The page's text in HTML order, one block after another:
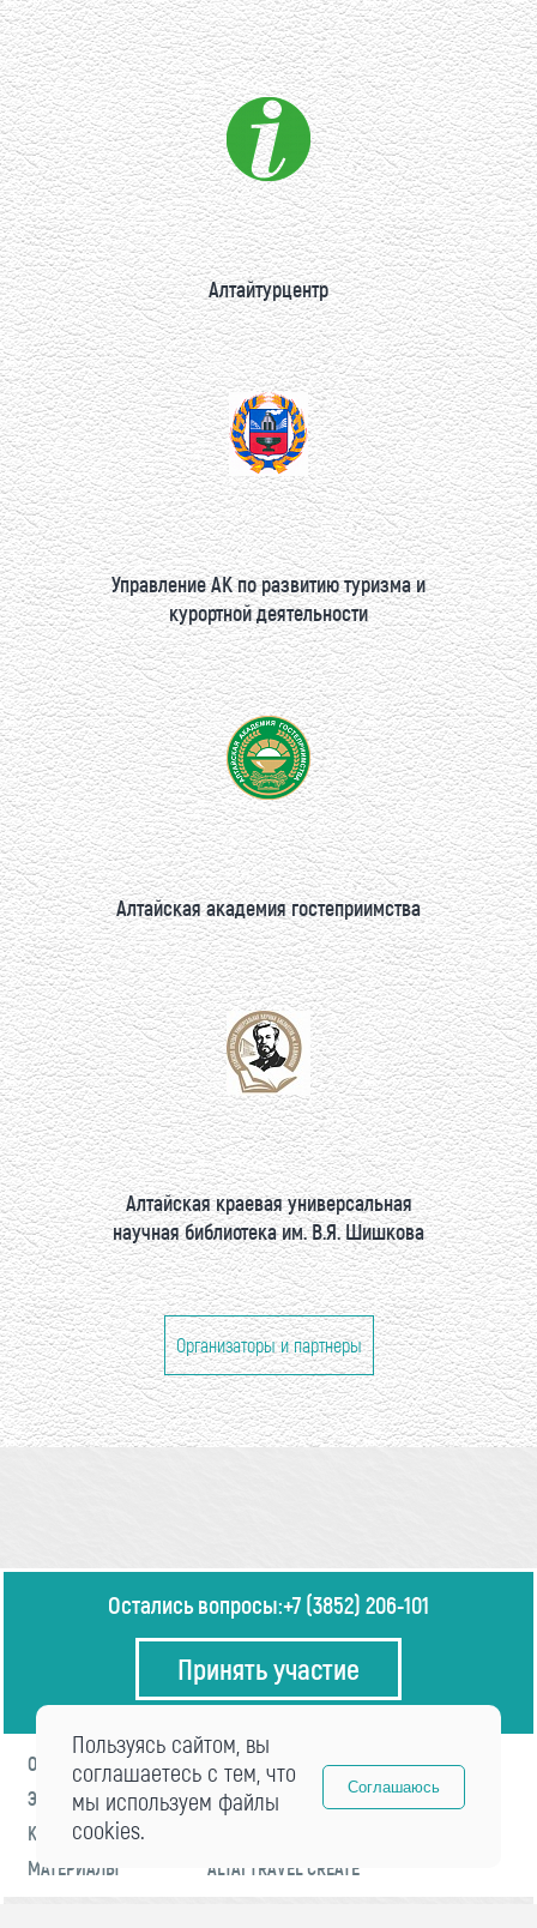
Алтайтурцентр
Управление АК по развитию туризма и
курортной деятельности
Алтайская академия гостеприимства
Алтайская краевая универсальная
научная библиотека им. В.Я. Шишкова
Организаторы и партнеры
Остались вопросы:+7 (3852) 206-101
Принять участие
О ФОРУМЕ
ПРОГРАММА
ЭКСПЕРТЫ
НОВОСТИ
КОНТАКТЫ
МАТЕРИАЛЫ
ALTAI TRAVEL CREATE
Пользуясь сайтом, вы
соглашаетесь с тем, что
мы используем файлы
cookies.
Соглашаюсь